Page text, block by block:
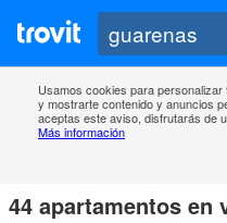
Usamos cookies para
y mostrarte contenido y anuncios
aceptas este aviso, disfrutarás de
Más información
44 apartamentos en